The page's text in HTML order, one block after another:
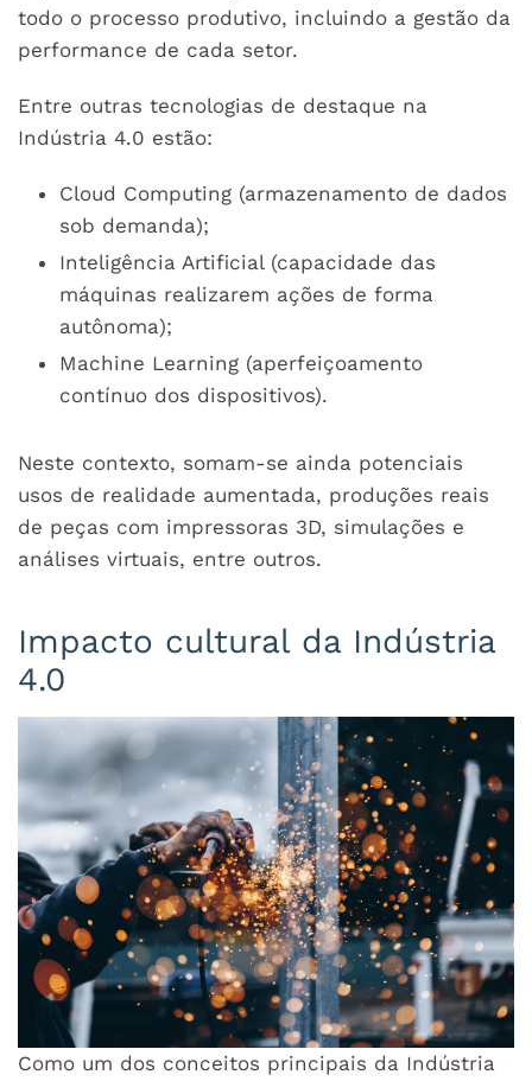
todo o processo produtivo, incluindo a gestão da
performance de cada setor.
Entre outras tecnologias de destaque na
Indústria 4.0 estão:
Cloud Computing (armazenamento de dados
sob demanda);
Inteligência Artificial (capacidade das
máquinas realizarem ações de forma
autônoma);
Machine Learning (aperfeiçoamento
contínuo dos dispositivos).
Neste contexto, somam-se ainda potenciais
usos de realidade aumentada, produções reais
de peças com impressoras 3D, simulações e
análises virtuais, entre outros.
Impacto cultural da Indústria
4.0
Como um dos conceitos principais da Indústria